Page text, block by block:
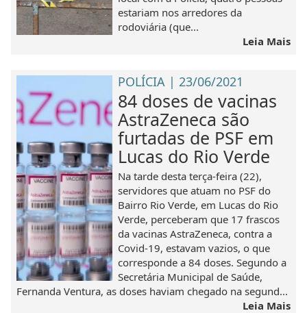
estariam nos arredores da
rodoviária (que...
Leia Mais
POLÍCIA | 23/06/2021
84 doses de vacinas
AstraZeneca são
furtadas de PSF em
Lucas do Rio Verde
Na tarde desta terça-feira (22),
servidores que atuam no PSF do
Bairro Rio Verde, em Lucas do Rio
Verde, perceberam que 17 frascos
da vacinas AstraZeneca, contra a
Covid-19, estavam vazios, o que
corresponde a 84 doses. Segundo a
Secretária Municipal de Saúde,
Fernanda Ventura, as doses haviam chegado na segund...
Leia Mais